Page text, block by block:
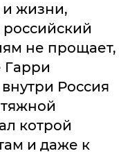
и жизни,
не прощает,
Гарри
Россия
котрой
и даже к